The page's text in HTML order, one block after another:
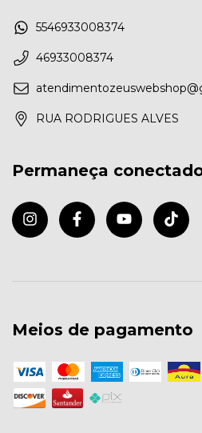
5546933008374
46933008374
RUA RODRIGUES ALVES
Permaneça
Meios de pagamento